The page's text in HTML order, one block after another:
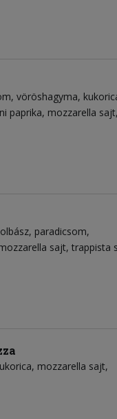
vöröshagyma
paprika mozzarella sajt
paradicsom
sajt trappista
mozzarella sajt